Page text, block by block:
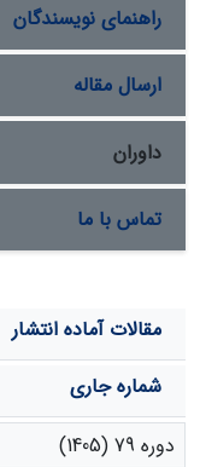
راهنمای نویسندگان
ارسال مقاله
داوران
تماس با ما
مقالات آماده انتشار
شماره جاری
دوره 79 (1405)